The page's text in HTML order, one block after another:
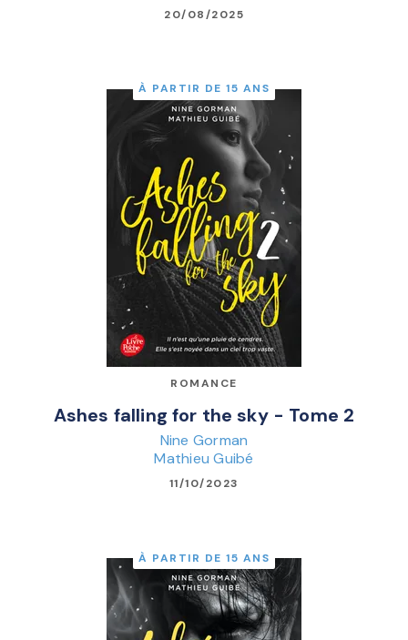
20/08/2025
À PARTIR DE 15 ANS
ROMANCE
Ashes falling for the sky - Tome 2
Nine Gorman
Mathieu Guibé
11/10/2023
À PARTIR DE 15 ANS